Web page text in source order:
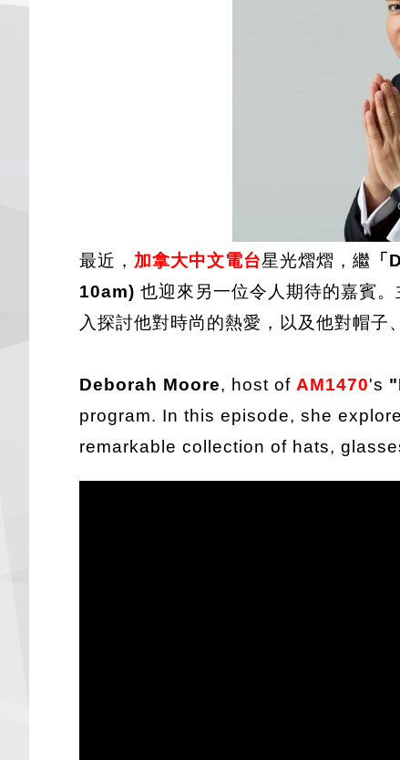
最近， 加拿大中文電台星光熠熠，繼 「
10am) 也迎來另一位令人期待的嘉賓。
入探討他對時尚的熱愛，以及他對帽子
Deborah Moore, host of AM1470's
program. In this episode, she
remarkable collection of hats,